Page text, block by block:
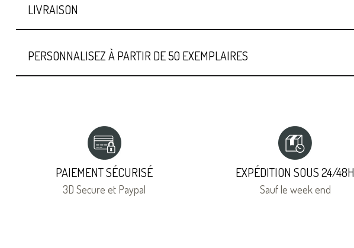
LIVRAISON
PERSONNALISEZ À PARTIR DE 50 EXEMPLAIRES
PAIEMENT SÉCURISÉ
3D Secure et Paypal
EXPÉDITION SOUS 24/48H
Sauf le week end